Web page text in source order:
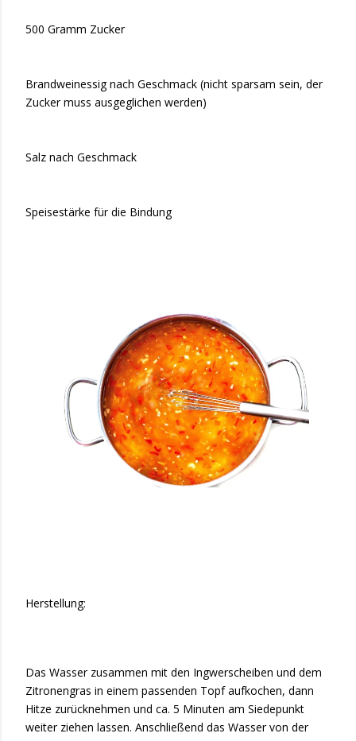
500 Gramm Zucker
Brandweinessig nach Geschmack (nicht sparsam sein, der
Zucker muss ausgeglichen werden)
Salz nach Geschmack
Speisestärke für die Bindung
Herstellung:
Das Wasser zusammen mit den Ingwerscheiben und dem
Zitronengras in einem passenden Topf aufkochen, dann
Hitze zurücknehmen und ca. 5 Minuten am Siedepunkt
weiter ziehen lassen. Anschließend das Wasser von der